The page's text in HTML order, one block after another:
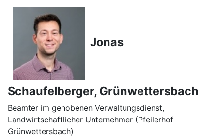
Jonas
Schaufelberger, Grünwettersbach
Beamter im gehobenen Verwaltungsdienst,
Landwirtschaftlicher Unternehmer (Pfeilerhof
Grünwettersbach)